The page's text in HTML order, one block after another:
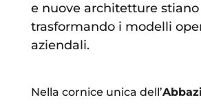
e nuove architetture stiano
trasformando i modelli
aziendali.
Nella cornice unica dell’